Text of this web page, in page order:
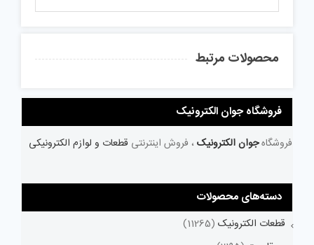
محصولات مرتبط
فروشگاه جوان الکترونیک
فروشگاهجوان الکترونیک ، فروش اینترنتی قطعات و لوازم الکترونیکی
دسته‌های محصولات
قطعات الکترونیک (11265)